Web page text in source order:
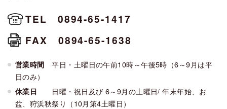
TEL 0894-65-1417
FAX 0894-65-1638
営業時間 平日・土曜日の午前10時～午後5時（6～9月は平
日のみ）
休業日 日曜・祝日及び 6～9月の土曜日/ 年末年始、お
盆、狩浜秋祭り（10月第4土曜日）